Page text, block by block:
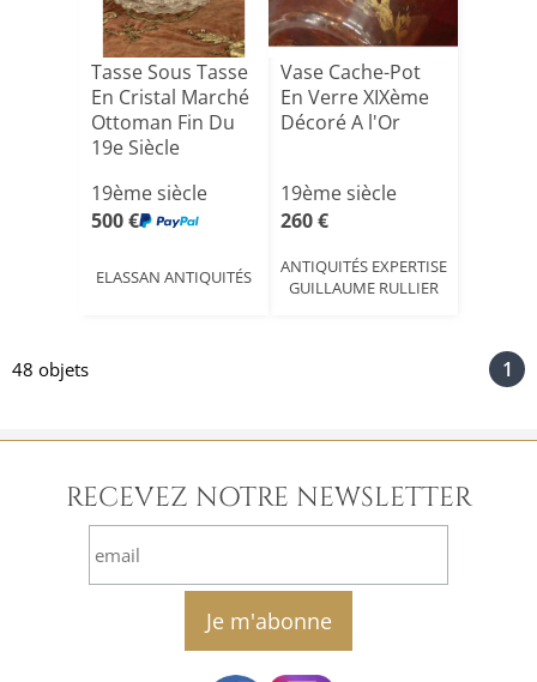
Tasse Sous Tasse
En Cristal Marché
Ottoman Fin Du
19e Siècle
19ème siècle
500 €
ELASSAN ANTIQUITÉS
Vase Cache-Pot
En Verre XIXème
Décoré A l'Or
19ème siècle
260 €
ANTIQUITÉS EXPERTISE
GUILLAUME RULLIER
48 objets 1
RECEVEZ NOTRE NEWSLETTER
email